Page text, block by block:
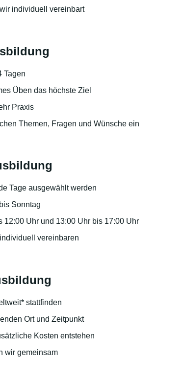
individuell vereinbart
Tagen
Üben das höchste Ziel
Praxis
Themen, Fragen und Wünsche ein
Tage ausgewählt werden
Sonntag
12:00 Uhr und 13:00 Uhr bis 17:00 Uhr
vereinbaren
stattfinden
Ort und Zeitpunkt
Kosten entstehen
wir gemeinsam